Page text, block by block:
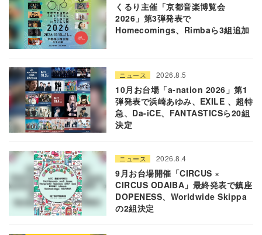
くるり主催「京都音楽博覧会
2026」第3弾発表で
Homecomings、Rimbaら3組追加
ニュース 2026.8.5
10月お台場「a-nation 2026」第1
弾発表で浜崎あゆみ、EXILE 、超特
急、Da-iCE、FANTASTICSら20組
決定
ニュース 2026.8.4
9月お台場開催「CIRCUS ×
CIRCUS ODAIBA」最終発表で鎮座
DOPENESS、Worldwide Skippa
の2組決定